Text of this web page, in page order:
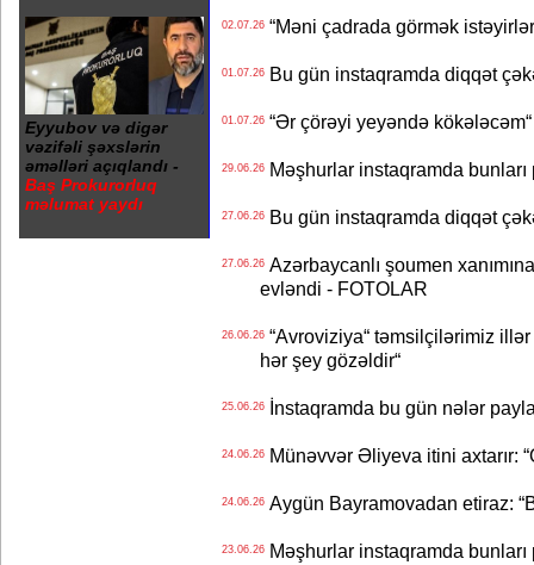
Eyyubov və digər
vəzifəli şəxslərin
əməlləri açıqlandı -
Baş Prokurorluq
məlumat yaydı
02.07.26“Məni çadrada görmək
01.07.26Bu gün instaqramda diqqət
01.07.26“Ər çörəyi yeyəndə kökələcəm“
29.06.26Məşhurlar instaqramda bunları
27.06.26Bu gün instaqramda diqqət
27.06.26Azərbaycanlı şoumen
evləndi - FOTOLAR
26.06.26“Avroviziya“ təmsilçilərimiz illər
hər şey gözəldir“
25.06.26İnstaqramda bu gün nələr
24.06.26Münəvvər Əliyeva itini axtarır:
24.06.26Aygün Bayramovadan etiraz:
23.06.26Məşhurlar instaqramda bunları